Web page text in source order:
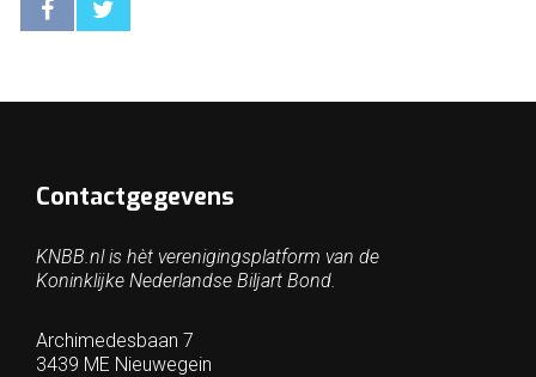
Contactgegevens
KNBB.nl is hèt verenigingsplatform van de
Koninklijke Nederlandse Biljart Bond.
Archimedesbaan 7
3439 ME Nieuwegein